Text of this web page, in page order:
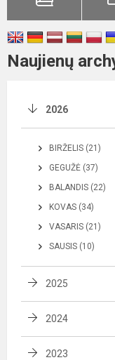
Naujienų
2026
BIRŽELIS (21)
GEGUŽĖ (37)
BALANDIS (22)
KOVAS (34)
VASARIS (21)
SAUSIS (10)
2025
2024
2023